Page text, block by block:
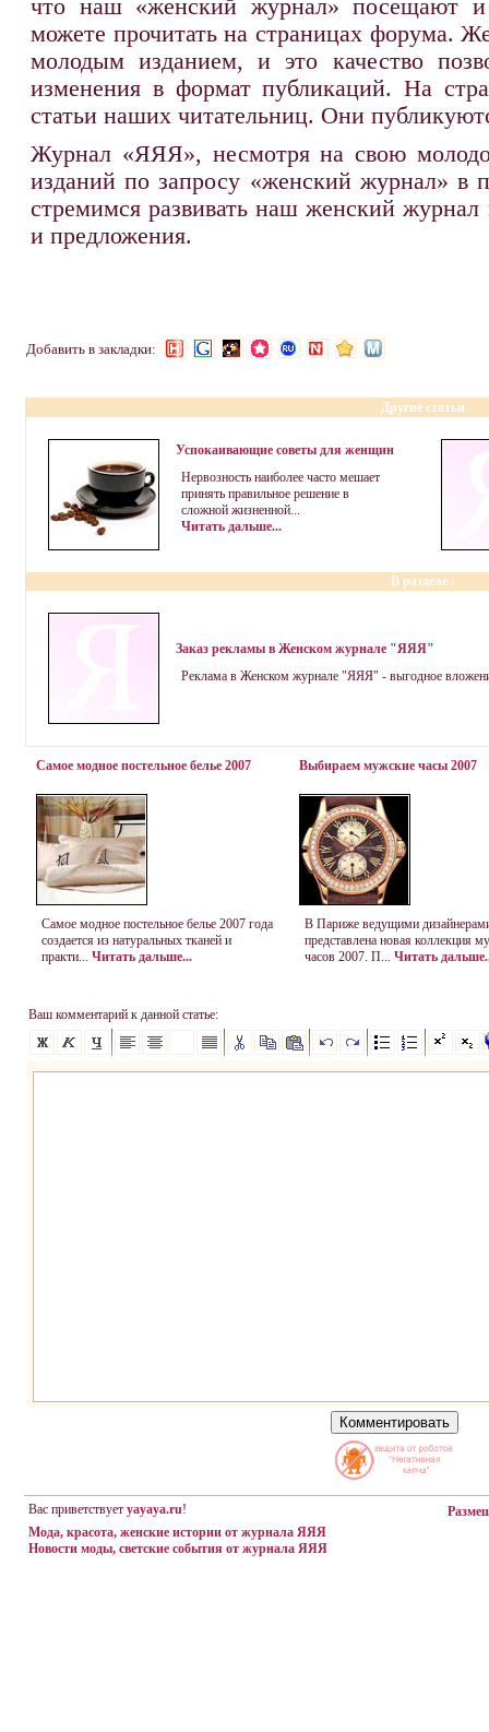
что наш «женский журнал» посещают
можете прочитать на страницах форума.
молодым изданием, и это качество
изменения в формат публикаций. На
статьи наших читательниц. Они
Журнал «ЯЯЯ», несмотря на свою
изданий по запросу «женский журнал» в
стремимся развивать наш женский
и предложения.
Добавить в закладки:
Другие статьи
Успокаивающие советы для женщин
Нервозность наиболее часто мешает
принять правильное решение в
сложной жизненной...
Читать дальше...
В разделе :
Заказ рекламы в Женском журнале "ЯЯЯ"
Реклама в Женском журнале "ЯЯЯ" - выгодное
Самое модное постельное белье 2007
Самое модное постельное белье 2007 года
создается из натуральных тканей и
практи... Читать дальше...
Выбираем мужские часы 2007
В Париже ведущими
представлена новая коллекция
часов 2007. П... Читать
Ваш комментарий к данной статье:
Вас приветствует yayaya.ru!
Мода, красота, женские истории от журнала ЯЯЯ
Новости моды, светские события от журнала ЯЯЯ